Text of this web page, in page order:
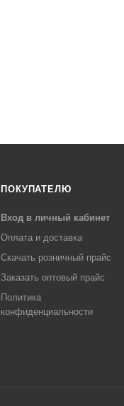
ПОКУПАТЕЛЮ
Вход в личный кабинет
Оплата и доставка
Скачать розничный прайс
Заказать оптовый прайс
Политика
конфиденциальности